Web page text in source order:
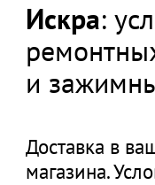
Искра:
и
Доставка в
магазина.